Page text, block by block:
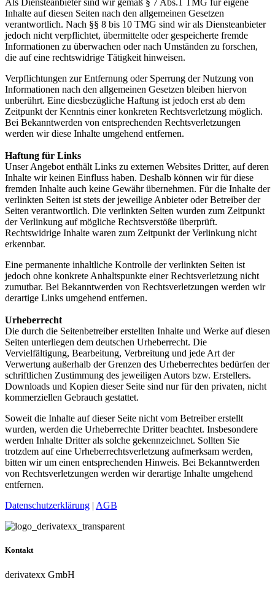
Als Diensteanbieter sind wir gemäß § 7 Abs.1 TMG für eigene
Inhalte auf diesen Seiten nach den allgemeinen Gesetzen
verantwortlich. Nach §§ 8 bis 10 TMG sind wir als Diensteanbieter
jedoch nicht verpflichtet, übermittelte oder gespeicherte fremde
Informationen zu überwachen oder nach Umständen zu forschen,
die auf eine rechtswidrige Tätigkeit hinweisen.
Verpflichtungen zur Entfernung oder Sperrung der Nutzung von
Informationen nach den allgemeinen Gesetzen bleiben hiervon
unberührt. Eine diesbezügliche Haftung ist jedoch erst ab dem
Zeitpunkt der Kenntnis einer konkreten Rechtsverletzung möglich.
Bei Bekanntwerden von entsprechenden Rechtsverletzungen
werden wir diese Inhalte umgehend entfernen.
Haftung für Links
Unser Angebot enthält Links zu externen Websites Dritter, auf deren
Inhalte wir keinen Einfluss haben. Deshalb können wir für diese
fremden Inhalte auch keine Gewähr übernehmen. Für die Inhalte der
verlinkten Seiten ist stets der jeweilige Anbieter oder Betreiber der
Seiten verantwortlich. Die verlinkten Seiten wurden zum Zeitpunkt
der Verlinkung auf mögliche Rechtsverstöße überprüft.
Rechtswidrige Inhalte waren zum Zeitpunkt der Verlinkung nicht
erkennbar.
Eine permanente inhaltliche Kontrolle der verlinkten Seiten ist
jedoch ohne konkrete Anhaltspunkte einer Rechtsverletzung nicht
zumutbar. Bei Bekanntwerden von Rechtsverletzungen werden wir
derartige Links umgehend entfernen.
Urheberrecht
Die durch die Seitenbetreiber erstellten Inhalte und Werke auf diesen
Seiten unterliegen dem deutschen Urheberrecht. Die
Vervielfältigung, Bearbeitung, Verbreitung und jede Art der
Verwertung außerhalb der Grenzen des Urheberrechtes bedürfen der
schriftlichen Zustimmung des jeweiligen Autors bzw. Erstellers.
Downloads und Kopien dieser Seite sind nur für den privaten, nicht
kommerziellen Gebrauch gestattet.
Soweit die Inhalte auf dieser Seite nicht vom Betreiber erstellt
wurden, werden die Urheberrechte Dritter beachtet. Insbesondere
werden Inhalte Dritter als solche gekennzeichnet. Sollten Sie
trotzdem auf eine Urheberrechtsverletzung aufmerksam werden,
bitten wir um einen entsprechenden Hinweis. Bei Bekanntwerden
von Rechtsverletzungen werden wir derartige Inhalte umgehend
entfernen.
Datenschutzerklärung | AGB
Kontakt
derivatexx GmbH